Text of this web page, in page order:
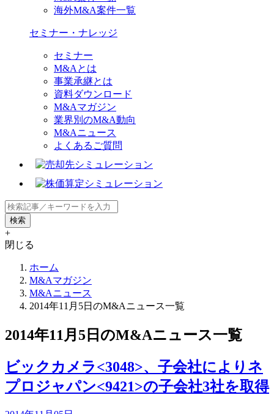
海外M&A案件一覧
セミナー・ナレッジ
セミナー
M&Aとは
事業承継とは
資料ダウンロード
M&Aマガジン
業界別のM&A動向
M&Aニュース
よくあるご質問
+
閉じる
ホーム
M&Aマガジン
M&Aニュース
2014年11月5日のM&Aニュース一覧
2014年11月5日のM&Aニュース一覧
ビックカメラ<3048>、子会社によりネ
プロジャパン<9421>の子会社3社を取得